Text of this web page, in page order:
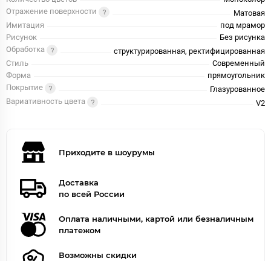
Отражение поверхности
Матовая
Имитация
под мрамор
Рисунок
Без рисунка
Обработка
структурированная, ректифицированная
Стиль
Современный
Форма
прямоугольник
Покрытие
Глазурованное
Вариативность цвета
V2
Приходите в шоурумы
Доставка
по всей России
Оплата наличными, картой или безналичным
платежом
Возможны скидки